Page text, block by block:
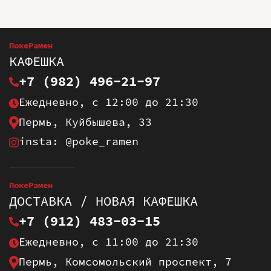
ПокеРамен
КАФЕШКА
+7 (982) 496-21-97
Ежедневно, с 12:00 до 21:30
Пермь, Куйбышева, 33
insta: @poke_ramen
ПокеРамен
ДОСТАВКА / НОВАЯ КАФЕШКА
+7 (912) 483-03-15
Ежедневно, с 11:00 до 21:30
Пермь, Комсомольский проспект, 7